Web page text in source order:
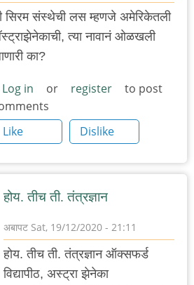
आधी
अबापट
सिरम संस्थेची लस म्हणजे अमेरिकेतली
त्या नावानं ओळखली
का?
Log in or register
to post
Like
Dislike
होय. तीच ती. तंत्रज्ञान
अबापट Sat, 19/12/2020 - 21:11
In
reply
होय. तीच ती. तंत्रज्ञान ऑक्सफर्ड
विद्यापीठ, अस्ट्रा झेनेका